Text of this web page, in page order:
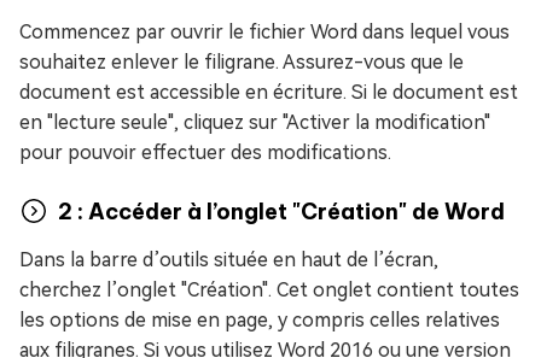
Commencez par ouvrir le fichier Word dans lequel vous
souhaitez enlever le filigrane. Assurez-vous que le
document est accessible en écriture. Si le document est
en "lecture seule", cliquez sur "Activer la modification"
pour pouvoir effectuer des modifications.
2 : Accéder à l’onglet "Création" de Word
Dans la barre d’outils située en haut de l’écran,
cherchez l’onglet "Création". Cet onglet contient toutes
les options de mise en page, y compris celles relatives
aux filigranes. Si vous utilisez Word 2016 ou une version